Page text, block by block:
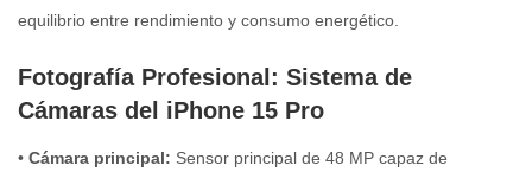
equilibrio entre rendimiento y consumo energético.
Fotografía Profesional: Sistema de
Cámaras del iPhone 15 Pro
• Cámara principal: Sensor principal de 48 MP capaz de